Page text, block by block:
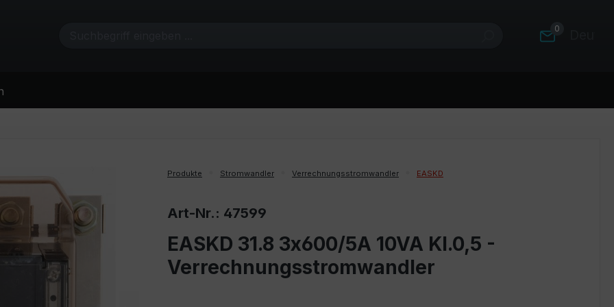
0
Produkte Stromwandler Verrechnungsstromwandler EASKD
Art-Nr.: 47599
EASKD 31.8 3x600/5A 10VA Kl.0,5 -
Verrechnungsstromwandler